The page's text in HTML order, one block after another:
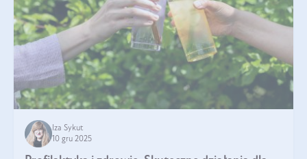
Iza Sykut
10 gru 2025